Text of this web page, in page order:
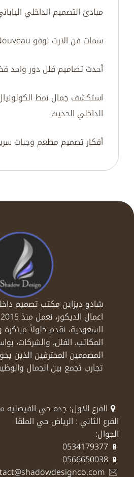
مبادئ التصميم الداخلي الياباني |
سمات فن الارت نوفو Art Nouveau
أحدث تصاميم فلل دور واحد فخمة
استكشف جمال نمط
الداخلي الحديث
أفكار تصميم مطعم وجبات سريعة
شادو ديزاين مكتب تصميم
السعودية، نقدم حلولاً
المكاتب، الفلل، والشركات،
المصممين المحترفين الذين
تجارب تجمع بين الجمال
الفرع الاول: جده حي الفيصليه
الفرع الثاني : الرياض حي الملقا
الجوال:
📱 0534179377
📱 0566650038